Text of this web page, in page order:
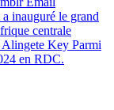
inauguré le grand
centrale
Key Parmi
en RDC.